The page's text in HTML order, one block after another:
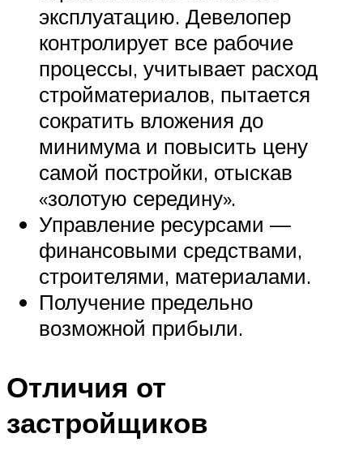
эксплуатацию. Девелопер
контролирует все рабочие
процессы, учитывает расход
стройматериалов, пытается
сократить вложения до
минимума и повысить цену
самой постройки, отыскав
«золотую середину».
Управление ресурсами —
финансовыми средствами,
строителями, материалами.
Получение предельно
возможной прибыли.
Отличия от
застройщиков